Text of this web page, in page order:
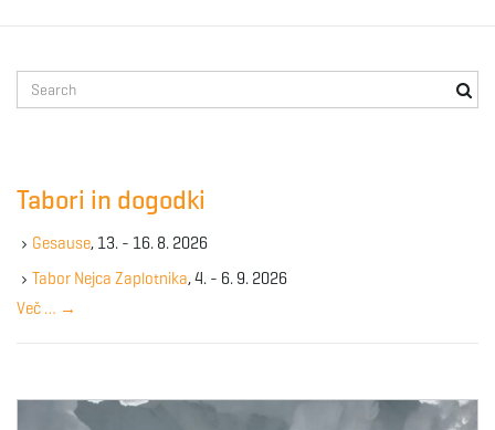
e
e
y
w
r
Tabori in dogodki
Gesause, 13. - 16. 8. 2026
Tabor Nejca Zaplotnika, 4. - 6. 9. 2026
Več … →